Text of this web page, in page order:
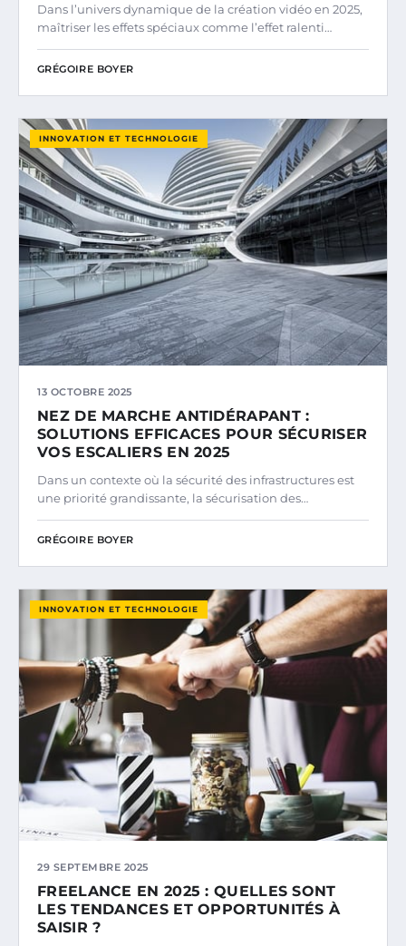
Dans l’univers dynamique de la création vidéo en 2025,
maîtriser les effets spéciaux comme l’effet ralenti…
GRÉGOIRE BOYER
INNOVATION ET TECHNOLOGIE
13 OCTOBRE 2025
NEZ DE MARCHE ANTIDÉRAPANT :
SOLUTIONS EFFICACES POUR SÉCURISER
VOS ESCALIERS EN 2025
Dans un contexte où la sécurité des infrastructures est
une priorité grandissante, la sécurisation des…
GRÉGOIRE BOYER
INNOVATION ET TECHNOLOGIE
29 SEPTEMBRE 2025
FREELANCE EN 2025 : QUELLES SONT
LES TENDANCES ET OPPORTUNITÉS À
SAISIR ?